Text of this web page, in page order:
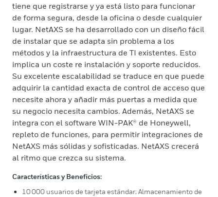
tiene que registrarse y ya está listo para funcionar
de forma segura, desde la oficina o desde cualquier
lugar. NetAXS se ha desarrollado con un diseño fácil
de instalar que se adapta sin problema a los
métodos y la infraestructura de TI existentes. Esto
implica un coste re instalación y soporte reducidos.
Su excelente escalabilidad se traduce en que puede
adquirir la cantidad exacta de control de acceso que
necesite ahora y añadir más puertas a medida que
su negocio necesita cambios. Además, NetAXS se
integra con el software WIN-PAK® de Honeywell,
repleto de funciones, para permitir integraciones de
NetAXS más sólidas y sofisticadas. NetAXS crecerá
al ritmo que crezca su sistema.
Características y Beneficios:
10 000 usuarios de tarjeta estándar; Almacenamiento de